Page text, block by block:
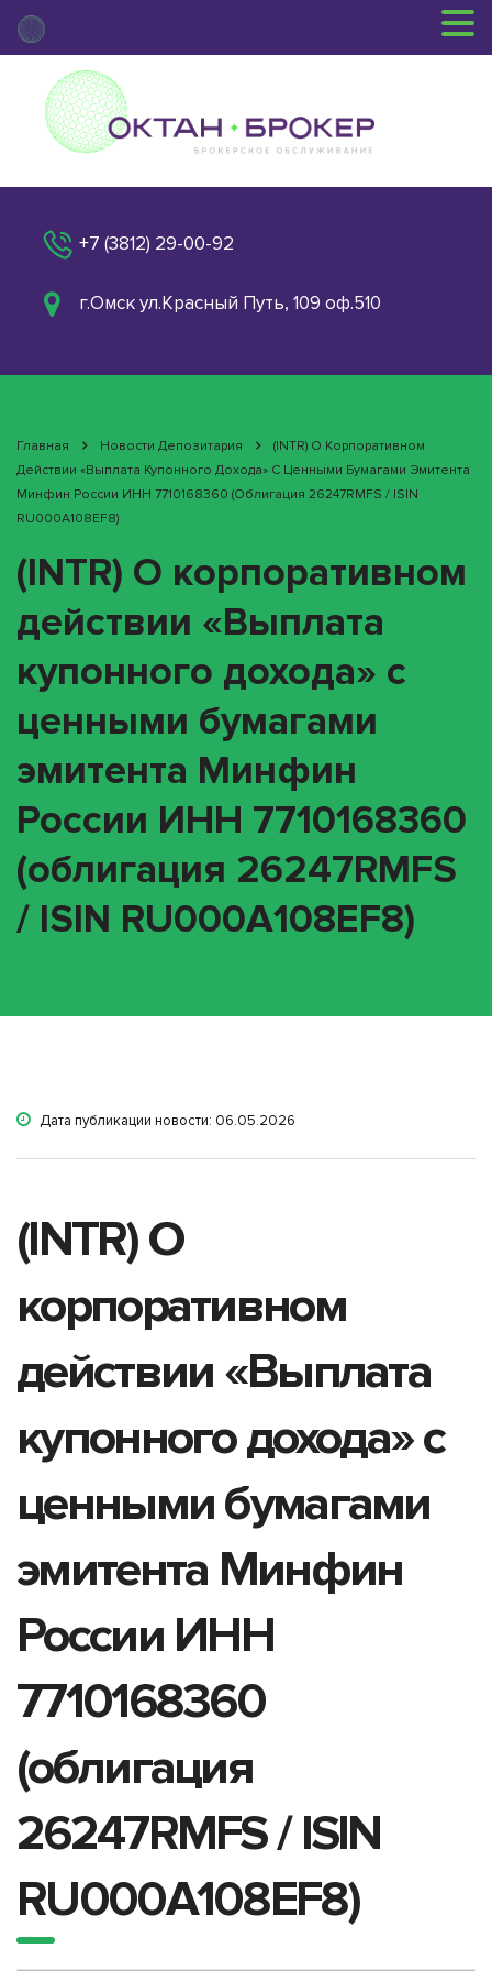
+7 (3812) 29-00-92
г.Омск ул.Красный Путь, 109 оф.510
Главная Новости Депозитария
(INTR) О Корпоративном
Действии «Выплата Купонного Дохода» С Ценными Бумагами Эмитента
Минфин России ИНН 7710168360 (облигация 26247RMFS / ISIN
RU000A108EF8)
(INTR) О корпоративном
действии «Выплата
купонного дохода» с
ценными бумагами
эмитента Минфин
России ИНН 7710168360
(облигация 26247RMFS
/ ISIN RU000A108EF8)
Дата публикации новости: 06.05.2026
(INTR) О
корпоративном
действии «Выплата
купонного дохода» с
ценными бумагами
эмитента Минфин
России ИНН
7710168360
(облигация
26247RMFS / ISIN
RU000A108EF8)